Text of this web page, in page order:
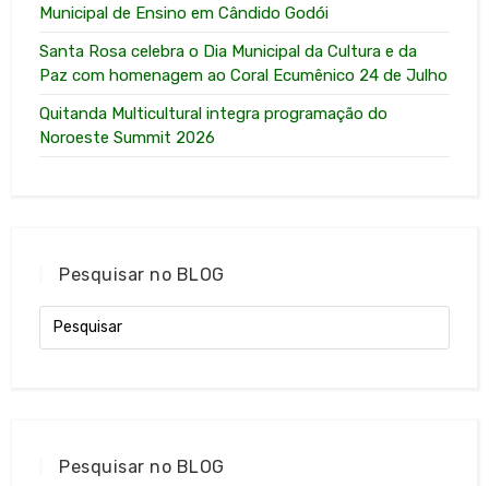
Municipal de Ensino em Cândido Godói
Santa Rosa celebra o Dia Municipal da Cultura e da
Paz com homenagem ao Coral Ecumênico 24 de Julho
Quitanda Multicultural integra programação do
Noroeste Summit 2026
Pesquisar no BLOG
Pesquisar no BLOG